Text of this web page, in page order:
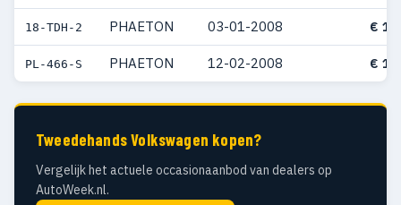
18-TDH-2 PHAETON 03-01-2008 €
PL-466-S PHAETON 12-02-2008 €
Tweedehands Volkswagen kopen?
Vergelijk het actuele occasionaanbod van dealers op
AutoWeek.nl.